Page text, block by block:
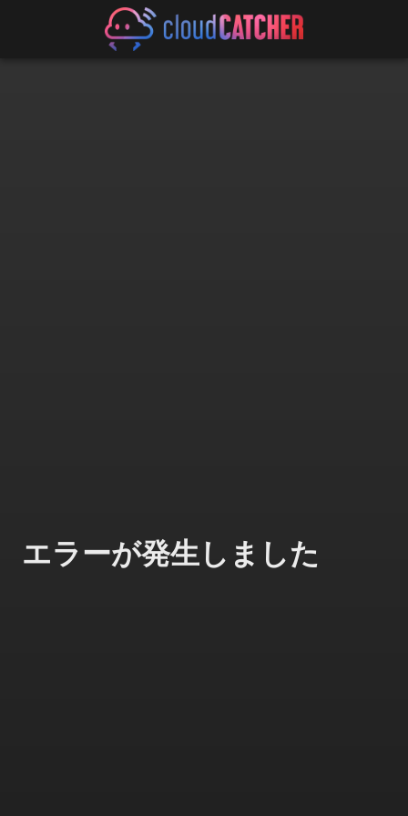
エラーが発生しました